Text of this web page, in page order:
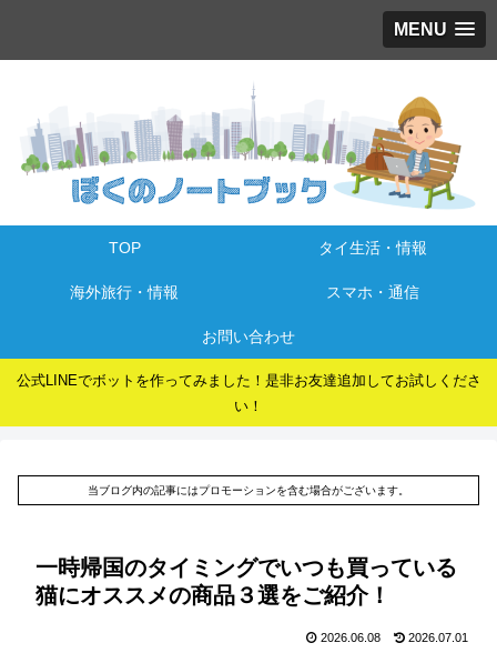
MENU
TOP タイ生活・情報
海外旅行・情報 スマホ・通信
お問い合わせ
公式LINEでボットを作ってみました！是非お友達追加してお試しくださ
い！
当ブログ内の記事にはプロモーションを含む場合がございます。
一時帰国のタイミングでいつも買っている
猫にオススメの商品３選をご紹介！
2026.06.08 2026.07.01